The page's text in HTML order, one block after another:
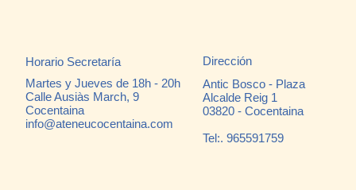
Dirección
Antic Bosco - Plaza
Alcalde Reig 1
03820 - Cocentaina
Tel:. 965591759
Horario Secretaría
Martes y Jueves de 18h - 20h
Calle Ausiàs March, 9
Cocentaina
info@ateneucocentaina.com